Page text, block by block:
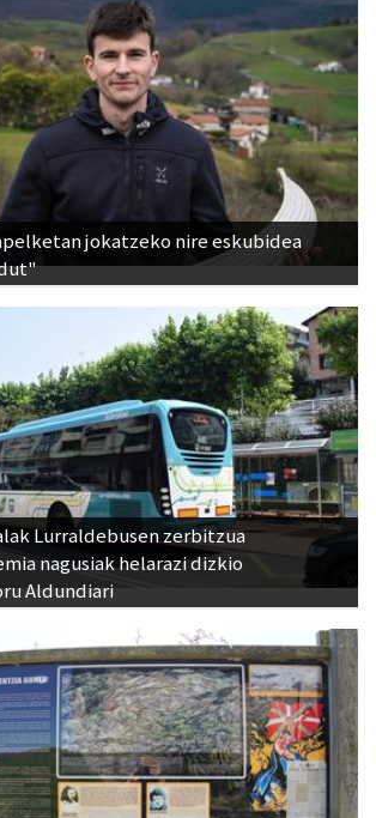
jokatzeko nire eskubidea
Lurraldebusen zerbitzua
nagusiak helarazi dizkio
Aldundiari